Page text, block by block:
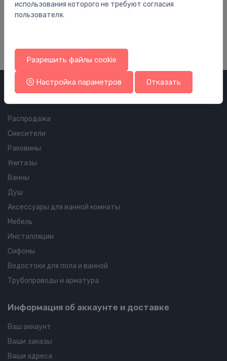
griestu viduspanelis Arena 615, L-3000
Распродажа
Смесители
Раковины
Унитазы
Ванны
Душ
Аксессуары для ванной комнаты
Мебель
Инсталляции
Сифоны
Водостоки для пола и ванной
Трубопроводы и арматура
Информация об аккаунте и доставке
Ваш аккаунт
Ваши заказы
Ваши адреса
использования которого не требуют согласия
пользователя.
Разрешить файлы cookie
Настройка параметров Отказать